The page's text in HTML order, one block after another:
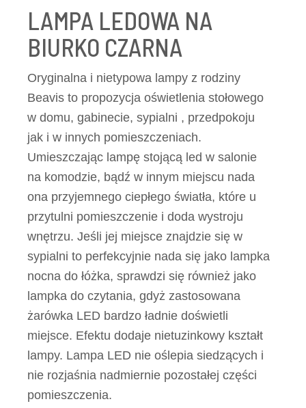
LAMPA LEDOWA NA
BIURKO CZARNA
Oryginalna i nietypowa lampy z rodziny
Beavis to propozycja oświetlenia stołowego
w domu, gabinecie, sypialni , przedpokoju
jak i w innych pomieszczeniach.
Umieszczając lampę stojącą led w salonie
na komodzie, bądź w innym miejscu nada
ona przyjemnego ciepłego światła, które u
przytulni pomieszczenie i doda wystroju
wnętrzu. Jeśli jej miejsce znajdzie się w
sypialni to perfekcyjnie nada się jako lampka
nocna do łóżka, sprawdzi się również jako
lampka do czytania, gdyż zastosowana
żarówka LED bardzo ładnie doświetli
miejsce. Efektu dodaje nietuzinkowy kształt
lampy. Lampa LED nie oślepia siedzących i
nie rozjaśnia nadmiernie pozostałej części
pomieszczenia.